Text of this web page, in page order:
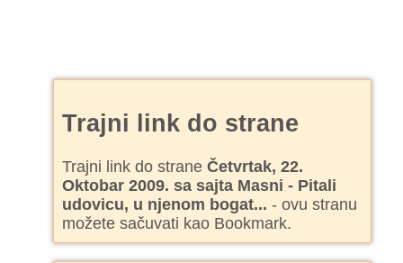
Trajni link do strane
Trajni link do straneČetvrtak, 22.
Oktobar 2009. sa sajta Masni - Pitali
udovicu, u njenom bogat... - ovu stranu
možete sačuvati kao Bookmark.